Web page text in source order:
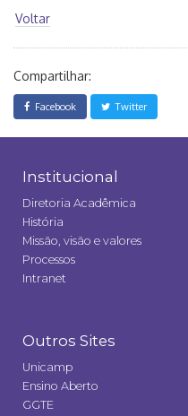
Voltar
Compartilhar:
Facebook Twitter
Institucional
Diretoria Acadêmica
História
Missão, visão e valores
Processos
Intranet
Outros Sites
Unicamp
Ensino Aberto
GGTE